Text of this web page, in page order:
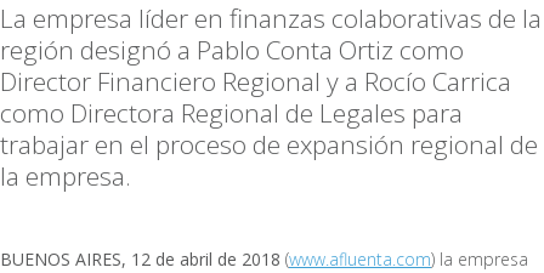
La empresa líder en finanzas colaborativas de la
región designó a Pablo Conta Ortiz como
Director Financiero Regional y a Rocío Carrica
como Directora Regional de Legales para
trabajar en el proceso de expansión regional de
la empresa.
BUENOS AIRES, 12 de abril de 2018 (www.afluenta.com) la empresa